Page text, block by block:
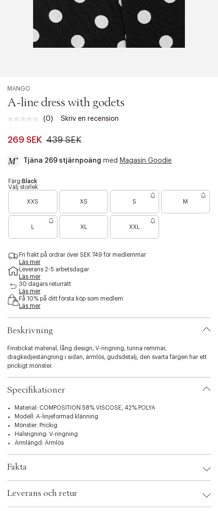
MANGO
A-line dress with godets
Inget
Länk
sida.
(0) Skriv en recension
269 SEK 439 SEK
Tjäna 269 stjärnpoäng med Magasin Goodie
a
c
s
i
l
i
y
.
v
i
t
i
o
s
l
e
c
t
i
o
n
Färg: Black
Välj storlek
XXS
r
å
r
a
å
v
r
XS
r
å
r
v
r
S M
XL
r
n
f
k
XXL
Fri frakt på ordrar över SEK 749 för medlemmar
Läs mer
Leverans 2-5 arbetsdagar
Läs mer
30 dagars returrätt
Läs mer
Få 10% på ditt första köp som medlem
Läs mer
Beskrivning
Finstickat material, lång design, V-ringning, tunna remmar,
dragkedjestängning i sidan, ärmlös, gudsdetalj, den svarta färgen har ett
prickigt mönster.
Specifikationer
Material: COMPOSITION 58% VISCOSE, 42% POLYA
Modell: A-linjeformad klänning
Mönster: Prickig
Halsrigning: V-ringning
Ärmlängd: Ärmlös
Fakta
EAN: 8447692081221
Leverans och retur